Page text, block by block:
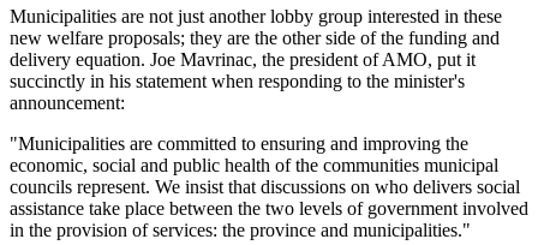
Municipalities are not just another lobby group interested in these
new welfare proposals; they are the other side of the funding and
delivery equation. Joe Mavrinac, the president of AMO, put it
succinctly in his statement when responding to the minister's
announcement:
"Municipalities are committed to ensuring and improving the
economic, social and public health of the communities municipal
councils represent. We insist that discussions on who delivers social
assistance take place between the two levels of government involved
in the provision of services: the province and municipalities."